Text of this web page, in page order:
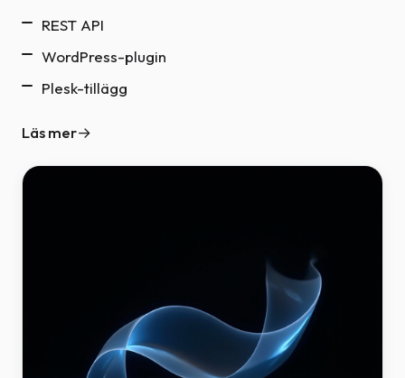
REST API
WordPress-plugin
Plesk-tillägg
Läs mer